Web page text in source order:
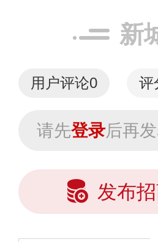
新
用户评论0 评
请先登录后再
发布